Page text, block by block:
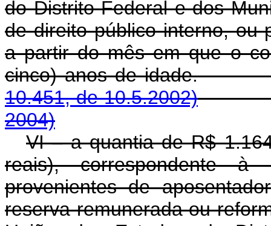
do Distrito Federal e dos
de direito público interno, ou
a partir do mês em que o
cinco) anos de
10.451, de 10.5.2002)
2004)
VI – a quantia de R$
reais), correspondente à
provenientes de
reserva remunerada ou